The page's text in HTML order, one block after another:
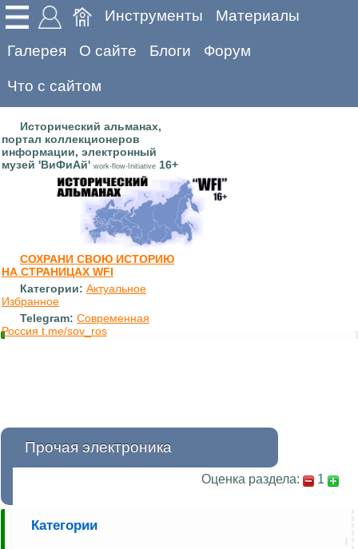
Инструменты Материалы
Галерея О сайте Блоги Форум
Что с сайтом
Исторический альманах,
портал коллекционеров
информации, электронный
музей 'ВиФиАй' work-flow-Initiative 16+
СОХРАНИ СВОЮ ИСТОРИЮ
НА СТРАНИЦАХ WFI
Категории: Актуальное
Избранное
Telegram: Современная
Россия t.me/sov_ros
Прочая электроника
Оценка раздела: 1
Категории